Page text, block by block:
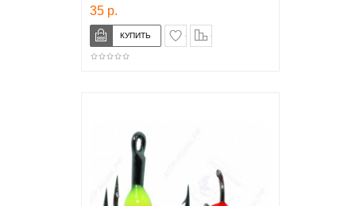
35 р.
в закладки